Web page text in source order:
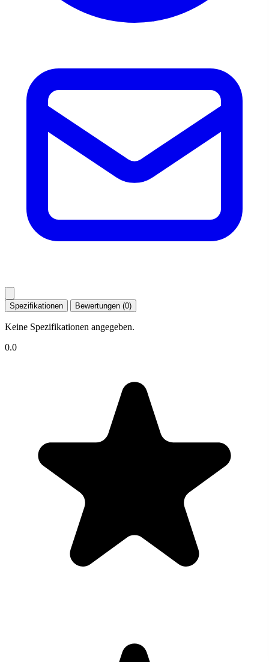
Spezifikationen Bewertungen (0)
Keine Spezifikationen angegeben.
0.0